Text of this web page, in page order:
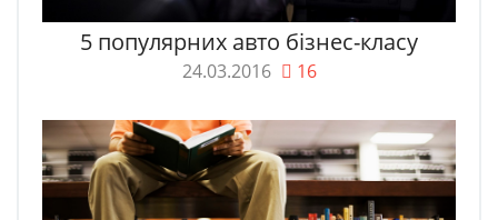
5 популярних авто бізнес-класу
24.03.2016 16